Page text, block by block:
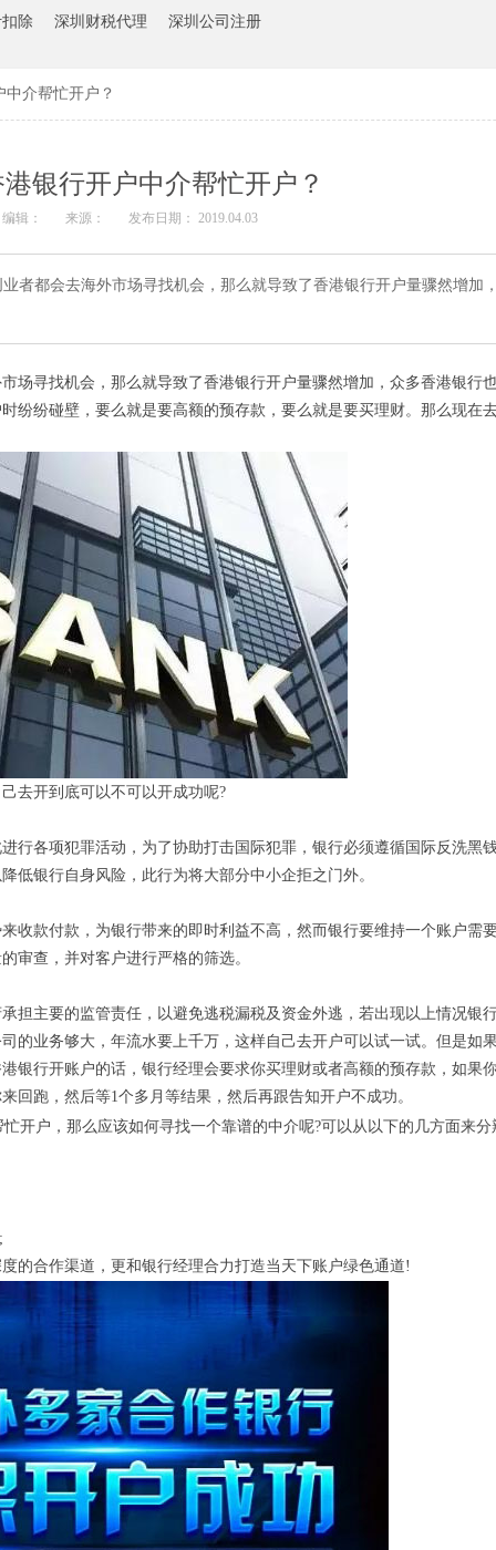
除 深圳财税代理 深圳公司注册
介帮忙开户？
银行开户中介帮忙开户？
编辑： 来源： 发布日期： 2019.04.03
者都会去海外市场寻找机会，那么就导致了香港银行开户量骤然增加
场寻找机会，那么就导致了香港银行开户量骤然增加，众多香港银行
纷纷碰壁，要么就是要高额的预存款，要么就是要买理财。那么现在
去开到底可以不可以开成功呢?
行各项犯罪活动，为了协助打击国际犯罪，银行必须遵循国际反洗黑
低银行自身风险，此行为将大部分中小企拒之门外。
收款付款，为银行带来的即时利益不高，然而银行要维持一个账户需
审查，并对客户进行严格的筛选。
担主要的监管责任，以避免逃税漏税及资金外逃，若出现以上情况银
的业务够大，年流水要上千万，这样自己去开户可以试一试。但是如
银行开账户的话，银行经理会要求你买理财或者高额的预存款，如果
回跑，然后等1个多月等结果，然后再跟告知开户不成功。
忙开户，那么应该如何寻找一个靠谱的中介呢?可以从以下的几方面来分
的合作渠道，更和银行经理合力打造当天下账户绿色通道!